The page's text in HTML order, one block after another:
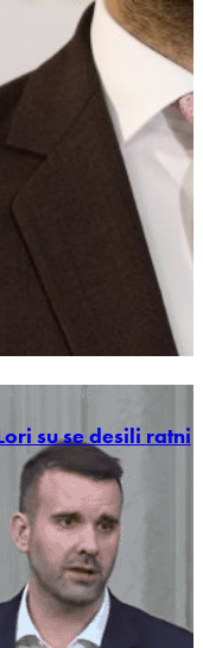
PITANJE KNEŽEVIĆA
su se desili ratni